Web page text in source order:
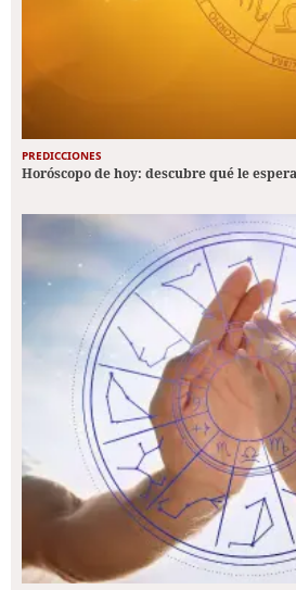
PREDICCIONES
Horóscopo de hoy: descubre qué le